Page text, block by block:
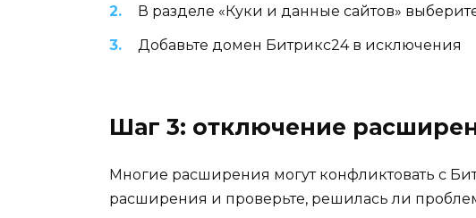
В разделе «Куки и данные сайтов»
Добавьте домен Битрикс24 в исключения
Шаг 3: отключение
Многие расширения могут конфликтовать с
расширения и проверьте, решилась ли